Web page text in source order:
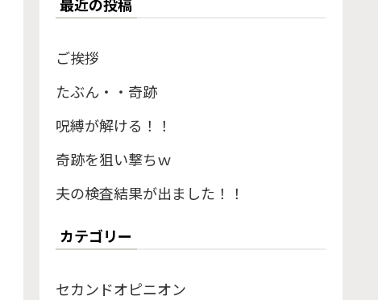
ご挨拶
たぶん・・奇跡
呪縛が解ける！！
奇跡を狙い撃ちｗ
夫の検査結果が出ました！！
カテゴリー
セカンドオピニオン